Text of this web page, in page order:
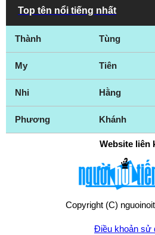
Top tên nổi tiếng nhất
Thành Tùng
My Tiên
Nhi Hằng
Phương Khánh
Website liên
Copyright (C)
Điều khoản sử